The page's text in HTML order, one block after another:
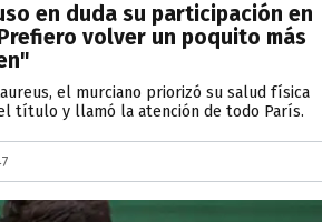
en duda su participación en
volver un poquito más
el murciano priorizó su salud física
título y llamó la atención de todo París.